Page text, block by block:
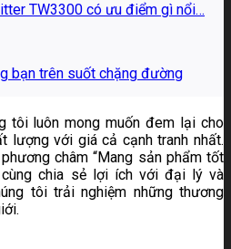
TW3300 có ưu điểm gì nổi…
bạn trên suốt chặng đường
tôi luôn mong muốn đem lại cho
lượng với giá cả cạnh tranh nhất.
châm “Mang sản phẩm tốt
cùng chia sẻ lợi ích với đại lý và
tôi trải nghiệm những thương